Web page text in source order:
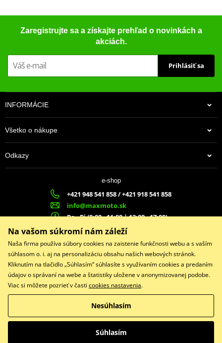
Stírací kroužky K-Tech RCU jsou přímou náhradou za originální
Zaregistrujte sa a získajte prehľad o novinkách a
akciách.
Prihlásiť sa
INFORMÁCIE
Všetko o nákupe
Odkazy
e-shop
+421 948 541 858 / +421 918 541 858
info@maxmoto.sk
Po - Pi (8:00 - 11:00 | 12:00 - 17:00)
MAX
MOTO s.r.o.
Slovenských dobrovoľníkov 1439
022 01 Čadca
Facebook
Copyright © 2026 www.maxmotoshop.sk
Všetky práva vyhradené
Prepnúť na klasickú verziu
Na vašom súkromí nám záleží
Naša firma používa súbory cookies na zaistenie funkčnosti webu a s vaším
súhlasom o. i. aj na personalizáciu obsahu našich webových stránok.
Kliknutím na tlačidlo „Súhlasím“ súhlasíte s využívaním cookies a predaním
údajov o správaní na webe a štatistiky uložene v anonymizovanej podobe.
Viac si môžete pozrieť v časti cookies nastavenia.
Nesúhlasím
Súhlasím